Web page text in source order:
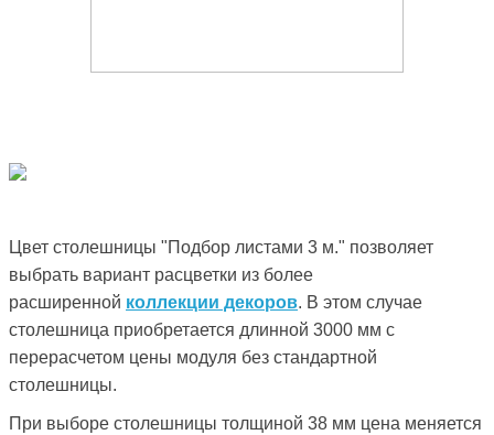
Цвет столешницы "Подбор листами 3 м." позволяет
выбрать вариант расцветки из более
расширенной коллекции декоров. В этом случае
столешница приобретается длинной 3000 мм с
перерасчетом цены модуля без стандартной
столешницы.
При выборе столешницы толщиной 38 мм цена меняется